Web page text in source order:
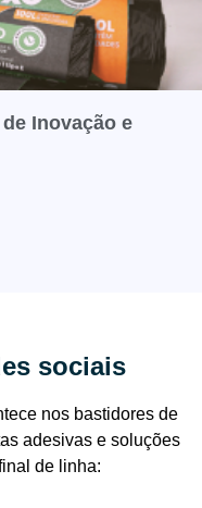
Inovação e
sociais
nos bastidores de
adesivas e soluções
de linha: